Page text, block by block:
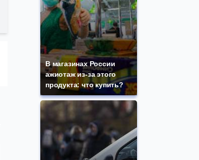
В магазинах России
ажиотаж из-за этого
продукта: что купить?